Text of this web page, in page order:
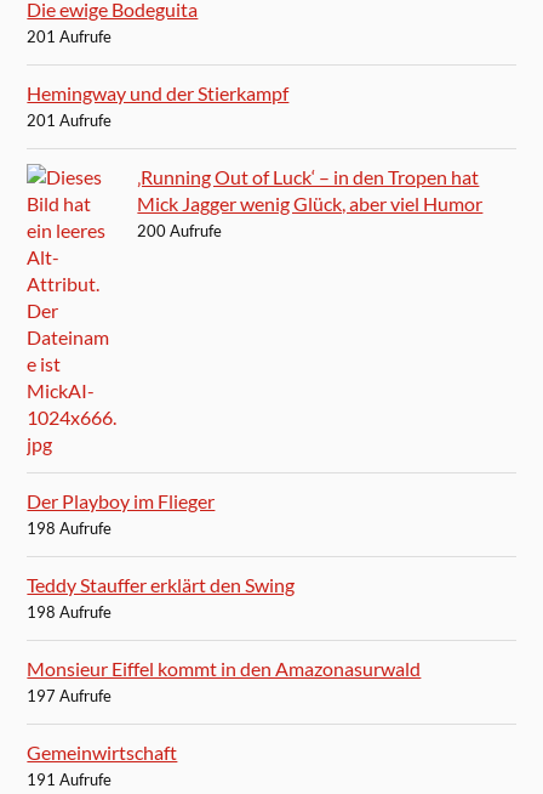
Die ewige Bodeguita
201 Aufrufe
Hemingway und der Stierkampf
201 Aufrufe
‚Running Out of Luck‘ – in den Tropen hat
Mick Jagger wenig Glück, aber viel Humor
200 Aufrufe
Der Playboy im Flieger
198 Aufrufe
Teddy Stauffer erklärt den Swing
198 Aufrufe
Monsieur Eiffel kommt in den Amazonasurwald
197 Aufrufe
Gemeinwirtschaft
191 Aufrufe